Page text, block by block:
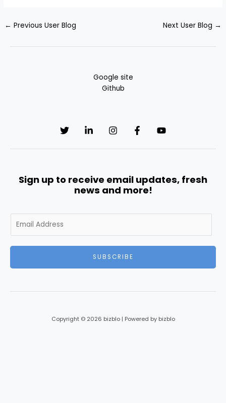
← Previous User Blog Next User Blog →
Google site
Github
Sign up to receive email updates, fresh
news and more!
m
SUBSCRIBE
Copyright © 2026 bizblo | Powered by bizblo